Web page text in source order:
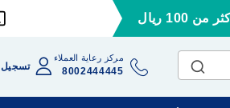
ريال
مركز رعاية العملاء
8002444445 تسجيل